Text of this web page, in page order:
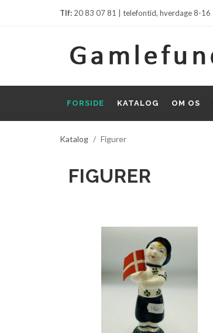
Tlf: 20 83 07 81 | telefontid, hverdage 8-16 |
FORSIDE KATALOG OM OS
Katalog Figurer
FIGURER